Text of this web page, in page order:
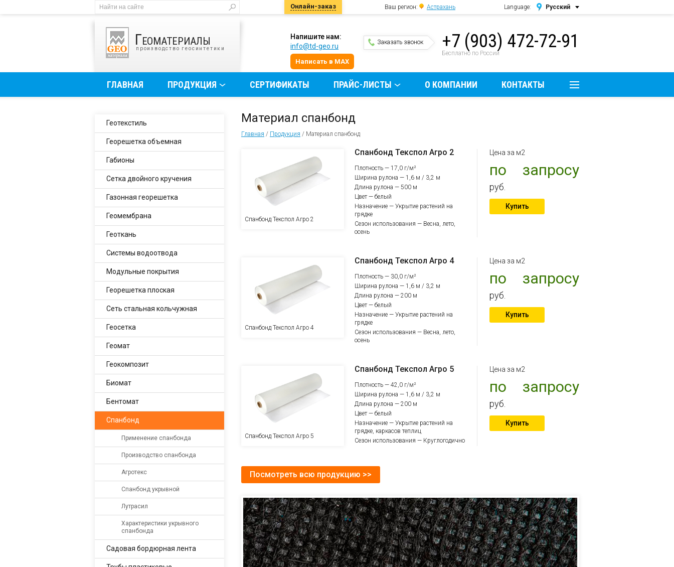
Онлайн-заказ Ваш регион: Астрахань Language: Русский
English
+7 (903) 472-72-91
Бесплатно по России
Заказать звонок
Напишите нам:
info@td-geo.ru
Написать в MAX
Геоматериалы
производство геосинтетики
ГЛАВНАЯ ПРОДУКЦИЯ СЕРТИФИКАТЫ ПРАЙС-ЛИСТЫ О КОМПАНИИ КОНТАКТЫ
Материал спанбонд
Главная / Продукция / Материал спанбонд
Спанбонд Текспол Агро 2
Спанбонд Текспол Агро 2
Плотность — 17,0 г/м²
Ширина рулона — 1,6 м / 3,2 м
Длина рулона — 500 м
Цвет — белый
Назначение — Укрытие растений на
грядке
Сезон использования — Весна, лето,
осень
Цена за м2
по запросу
руб.
Купить
Спанбонд Текспол Агро 4
Спанбонд Текспол Агро 4
Плотность — 30,0 г/м²
Ширина рулона — 1,6 м / 3,2 м
Длина рулона — 200 м
Цвет — белый
Назначение — Укрытие растений на
грядке
Сезон использования — Весна, лето,
осень
Цена за м2
по запросу
руб.
Купить
Спанбонд Текспол Агро 5
Спанбонд Текспол Агро 5
Плотность — 42,0 г/м²
Ширина рулона — 1,6 м / 3,2 м
Длина рулона — 200 м
Цвет — белый
Назначение — Укрытие растений на
грядке, каркасов теплиц
Сезон использования — Круглогодично
Цена за м2
по запросу
руб.
Купить
Посмотреть всю продукцию >>
Геотекстиль
Георешетка объемная
Габионы
Сетка двойного кручения
Газонная георешетка
Геомембрана
Геоткань
Системы водоотвода
Модульные покрытия
Георешетка плоская
Сеть стальная кольчужная
Геосетка
Геомат
Геокомпозит
Биомат
Бентомат
Спанбонд
Применение спанбонда
Производство спанбонда
Агротекс
Спанбонд укрывной
Лутрасил
Характеристики укрывного
спанбонда
Садовая бордюрная лента